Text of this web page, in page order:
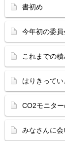
書初め
今年初の委員
これまでの
はりきってい
CO2モニター
みなさんに